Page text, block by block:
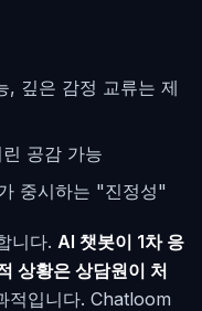
, 깊은 감정 교류는 제
공감 가능
중시하는 "진정성"
니다. AI 챗봇이 1차 응
상황은 상담원이 처
적입니다. Chatloom